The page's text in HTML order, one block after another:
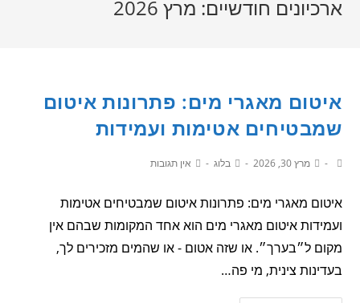
ארכיונים חודשיים: מרץ 2026
איטום מאגרי מים: פתרונות איטום
שמבטיחים אטימות ועמידות
מרץ 30, 2026 בלוג אין תגובות
איטום מאגרי מים: פתרונות איטום שמבטיחים אטימות
ועמידות איטום מאגרי מים הוא אחד המקומות שבהם אין
מקום ל״בערך״. או שזה אטום - או שהמים מזכירים לך,
בעדינות צינית, מי פה…